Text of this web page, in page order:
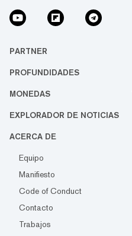
PARTNER
PROFUNDIDADES
MONEDAS
EXPLORADOR DE NOTICIAS
ACERCA DE
Equipo
Manifiesto
Code of Conduct
Contacto
Trabajos